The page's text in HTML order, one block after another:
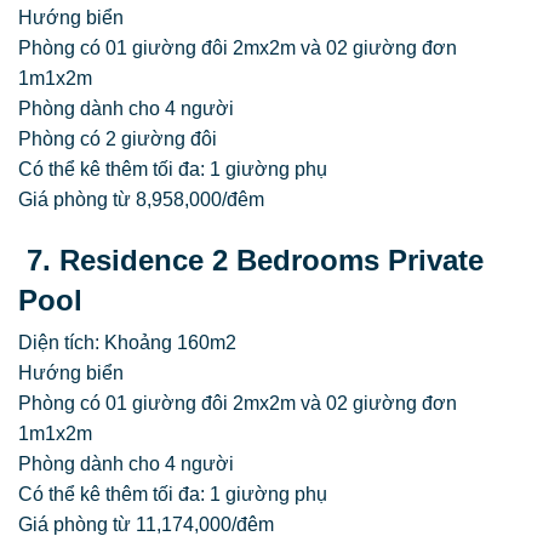
Hướng biển
Phòng có 01 giường đôi 2mx2m và 02 giường đơn
1m1x2m
Phòng dành cho 4 người
Phòng có 2 giường đôi
Có thể kê thêm tối đa: 1 giường phụ
Giá phòng từ 8,958,000/đêm
7. Residence 2 Bedrooms Private
Pool
Diện tích: Khoảng 160m2
Hướng biển
Phòng có 01 giường đôi 2mx2m và 02 giường đơn
1m1x2m
Phòng dành cho 4 người
Có thể kê thêm tối đa: 1 giường phụ
Giá phòng từ 11,174,000/đêm